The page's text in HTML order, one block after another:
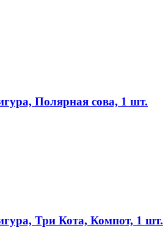
Полярная сова, 1 шт.
Три Кота, Компот, 1 шт.